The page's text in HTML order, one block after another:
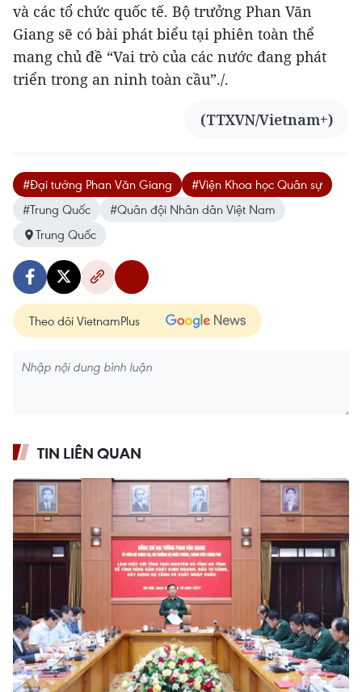
và các tổ chức quốc tế. Bộ trưởng Phan Văn
Giang sẽ có bài phát biểu tại phiên toàn thể
mang chủ đề “Vai trò của các nước đang phát
triển trong an ninh toàn cầu”./.
(TTXVN/Vietnam+)
#Đại tướng Phan Văn Giang
#Viện Khoa học Quân sự
#Trung Quốc
#Quân đội Nhân dân Việt Nam
Trung Quốc
Theo dõi VietnamPlus
TIN LIÊN QUAN